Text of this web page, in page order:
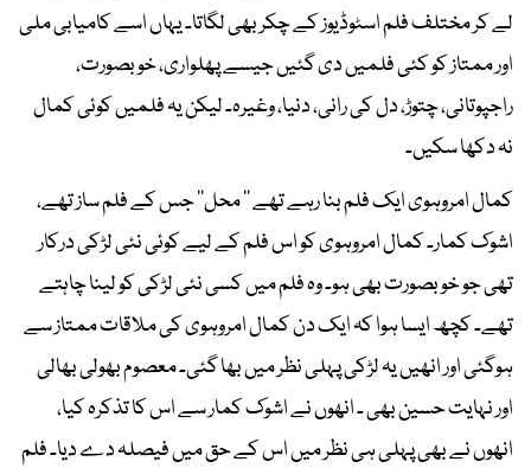
لے کر مختلف فلم اسٹوڈیوز کے چکر بھی لگاتا۔ یہاں اسے کامیابی ملی
اور ممتاز کو کئی فلمیں دی گئیں جیسے پھلواری، خوبصورت،
راجپوتانی، چتوڑ، دل کی رانی، دنیا، وغیرہ۔ لیکن یہ فلمیں کوئی کمال
نہ دکھا سکیں۔
کمال امروہوی ایک فلم بنا رہے تھے ’’ محل‘‘ جس کے فلم ساز تھے،
اشوک کمار۔ کمال امروہوی کو اس فلم کے لیے کوئی نئی لڑکی درکار
تھی جو خوبصورت بھی ہو۔ وہ فلم میں کسی نئی لڑکی کو لینا چاہتے
تھے۔ کچھ ایسا ہوا کہ ایک دن کمال امروہوی کی ملاقات ممتاز سے
ہوگئی اور انھیں یہ لڑکی پہلی نظر میں بھا گئی۔ معصوم بھولی بھالی
اور نہایت حسین بھی ۔ انھوں نے اشوک کمار سے اس کا تذکرہ کیا،
انھوں نے بھی پہلی ہی نظر میں اس کے حق میں فیصلہ دے دیا۔ فلم